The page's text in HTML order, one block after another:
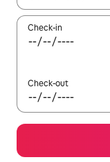
Check-in
Check-out